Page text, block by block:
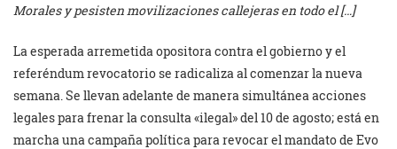
Morales y pesisten movilizaciones callejeras en todo el […]
La esperada arremetida opositora contra el gobierno y el
referéndum revocatorio se radicaliza al comenzar la nueva
semana. Se llevan adelante de manera simultánea acciones
legales para frenar la consulta «ilegal» del 10 de agosto; está en
marcha una campaña política para revocar el mandato de Evo